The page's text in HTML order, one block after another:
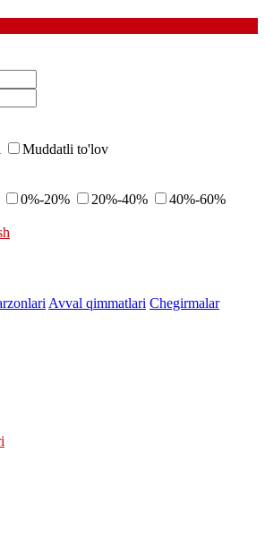
Muddatli to'lov
0%-20% 20%-40%
40%-60%
Avval qimmatlari Chegirmalar